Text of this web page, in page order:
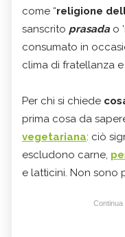
come “religione
sanscrito prasada o
consumato in
clima di fratellanza
Per chi si chiede
prima cosa da
vegetariana: ciò
escludono carne,
e latticini. Non sono
Continua